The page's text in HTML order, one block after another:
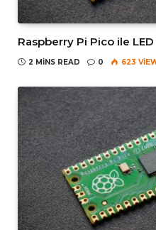
Raspberry Pi Pico ile
2 MINS READ 0 623